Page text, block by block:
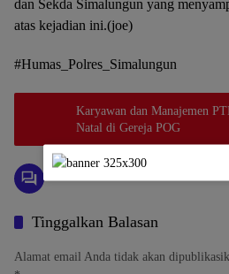
dan Sekda Simalungun yang
atas kejadian ini.(joe)
#Humas_Polres_Simalungun
Karyawan dan Manajemen
Natal di Gereja POG
Tinggalkan Balasan
Alamat email Anda tidak akan